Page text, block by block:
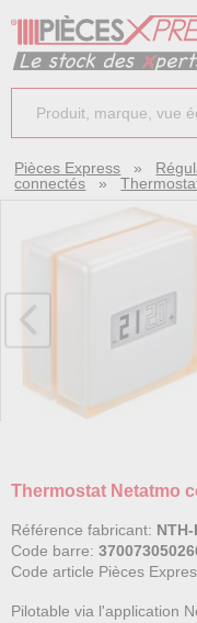
Pièces Express »
connectés »
Thermostat Netatmo
Référence fabricant: NTH-
Code barre:
Code article Pièces
Pilotable via l'application